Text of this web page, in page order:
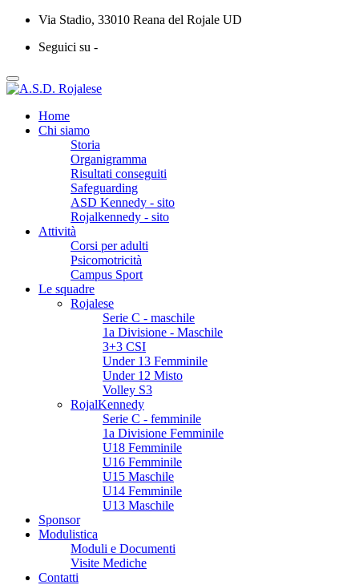
Via Stadio, 33010 Reana del Rojale UD
Seguici su -
Home
Chi siamo
Storia
Organigramma
Risultati conseguiti
Safeguarding
ASD Kennedy - sito
Rojalkennedy - sito
Attività
Corsi per adulti
Psicomotricità
Campus Sport
Le squadre
Rojalese
Serie C - maschile
1a Divisione - Maschile
3+3 CSI
Under 13 Femminile
Under 12 Misto
Volley S3
RojalKennedy
Serie C - femminile
1a Divisione Femminile
U18 Femminile
U16 Femminile
U15 Maschile
U14 Femminile
U13 Maschile
Sponsor
Modulistica
Moduli e Documenti
Visite Mediche
Contatti